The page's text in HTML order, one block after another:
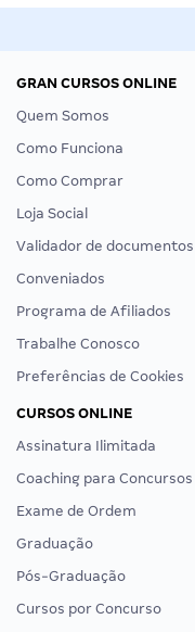
GRAN CURSOS ONLINE
Quem Somos
Como Funciona
Como Comprar
Loja Social
Validador de documentos
Conveniados
Programa de Afiliados
Trabalhe Conosco
Preferências de Cookies
CURSOS ONLINE
Assinatura Ilimitada
Coaching para Concursos
Exame de Ordem
Graduação
Pós-Graduação
Cursos por Concurso